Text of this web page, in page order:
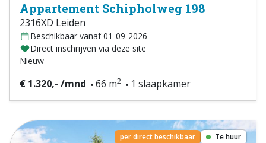
Appartement Schipholweg 198
2316XD Leiden
Beschikbaar vanaf 01-09-2026
Direct inschrijven via deze site
Nieuw
€ 1.320,- /mnd 66 m2 1 slaapkamer
per direct beschikbaar Te huur